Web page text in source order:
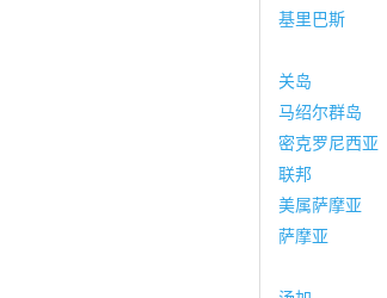
基里巴斯
关岛
马绍尔群岛
密克罗尼西亚
联邦
美属萨摩亚
萨摩亚